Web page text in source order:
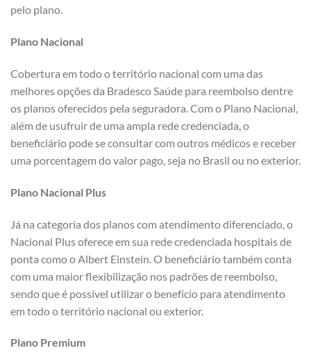
pelo plano.
Plano Nacional
Cobertura em todo o território nacional com uma das
melhores opções da Bradesco Saúde para reembolso dentre
os planos oferecidos pela seguradora. Com o Plano Nacional,
além de usufruir de uma ampla rede credenciada, o
beneficiário pode se consultar com outros médicos e receber
uma porcentagem do valor pago, seja no Brasil ou no exterior.
Plano Nacional Plus
Já na categoria dos planos com atendimento diferenciado, o
Nacional Plus oferece em sua rede credenciada hospitais de
ponta como o Albert Einstein. O beneficiário também conta
com uma maior flexibilização nos padrões de reembolso,
sendo que é possível utilizar o benefício para atendimento
em todo o território nacional ou exterior.
Plano Premium